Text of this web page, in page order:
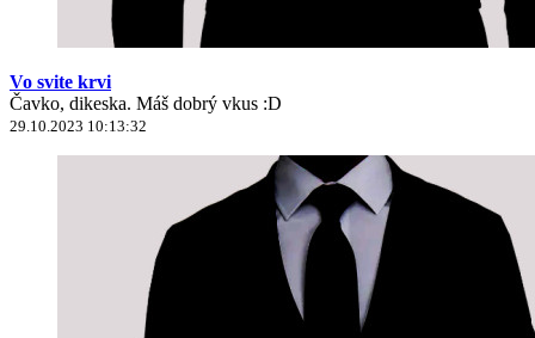
Vo svite krvi
Čavko, dikeska. Máš dobrý vkus :D
29.10.2023 10:13:32